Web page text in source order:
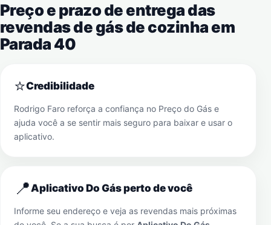
Preço e prazo de entrega das
revendas de gás de cozinha em
Parada 40
⭐Credibilidade
Rodrigo Faro reforça a confiança no Preço do Gás e
ajuda você a se sentir mais seguro para baixar e usar o
aplicativo.
📍Aplicativo Do Gás perto de você
Informe seu endereço e veja as revendas mais próximas